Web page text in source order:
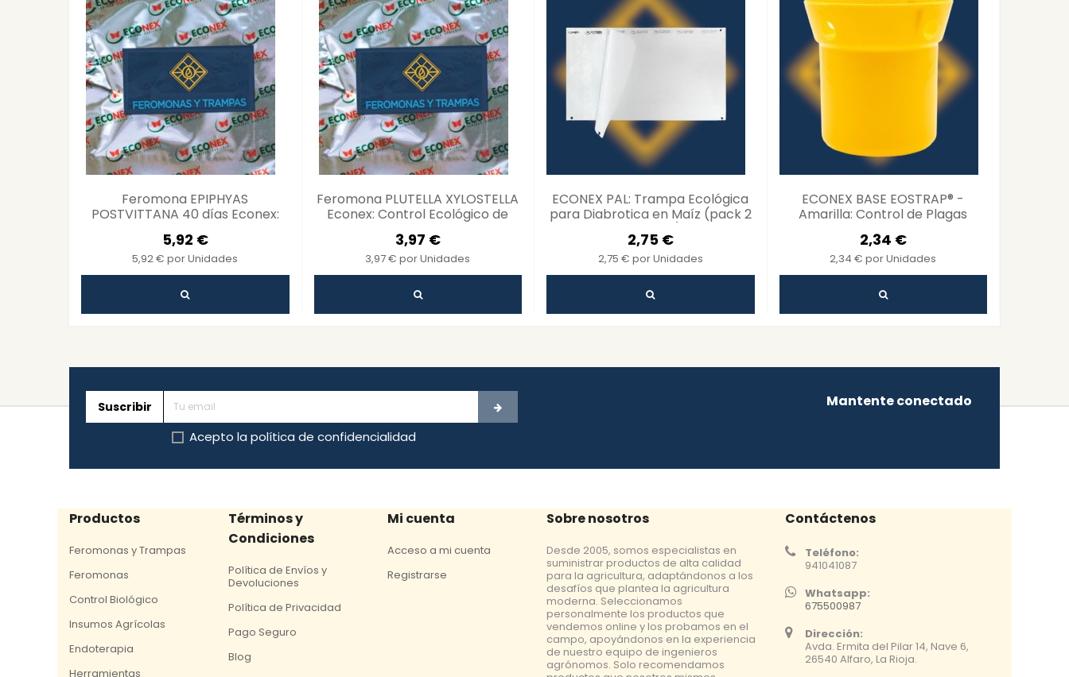
Feromona EPIPHYAS
POSTVITTANA 40 días Econex:
5,92 €
5,92 € por Unidades
Feromona PLUTELLA XYLOSTELLA
Econex: Control Ecológico de
Plagas
3,97 €
3,97 € por Unidades
ECONEX PAL: Trampa Ecológica
para Diabrotica en Maíz (pack 2
2,75 €
2,75 € por Unidades
ECONEX BASE EOSTRAP® -
Amarilla: Control de Plagas
Ecológico
2,34 €
2,34 € por Unidades
Suscribir
Acepto la política de confidencialidad
Mantente conectado
Productos
Feromonas y Trampas
Feromonas
Control Biológico
Insumos Agrícolas
Endoterapia
Herramientas
Términos y
Condiciones
Política de Envíos y
Devoluciones
Política de Privacidad
Pago Seguro
Blog
Mi cuenta
Acceso a mi cuenta
Registrarse
Sobre nosotros
Desde 2005, somos especialistas en
suministrar productos de alta calidad
para la agricultura, adaptándonos a los
desafíos que plantea la agricultura
moderna. Seleccionamos
personalmente los productos que
vendemos online y los probamos en el
campo, apoyándonos en la experiencia
de nuestro equipo de ingenieros
agrónomos. Solo recomendamos
Contáctenos
Teléfono:
941041087
Whatsapp:
675500987
Dirección:
Avda. Ermita del Pilar 14, Nave 6,
26540 Alfaro, La Rioja.